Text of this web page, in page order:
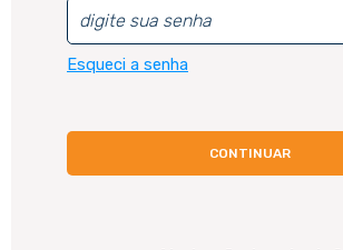
Esqueci a senha